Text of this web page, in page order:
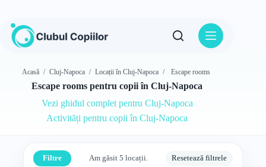
conținut
Acasă / Cluj-Napoca / Locații în Cluj-Napoca / Escape rooms
Escape rooms pentru copii în Cluj-Napoca
Vezi ghidul complet pentru Cluj-Napoca
Activități pentru copii în Cluj-Napoca
Filtre Am găsit 5 locații. Resetează filtrele